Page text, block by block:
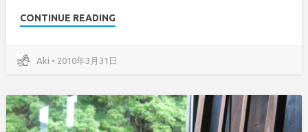
CONTINUE READING
Aki • 2010年3月31日